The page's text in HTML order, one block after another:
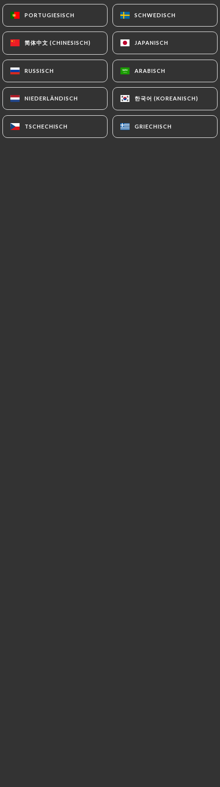
PORTUGIESISCH SCHWEDISCH
简体中文 (CHINESISCH) JAPANISCH
RUSSISCH ARABISCH
NIEDERLÄNDISCH 한국어 (KOREANISCH)
TSCHECHISCH GRIECHISCH
MANGO STICKY RICE
PORTUGIESISCH SCHWEDISCH
简体中文 (CHINESISCH) JAPANISCH
RUSSISCH ARABISCH
NIEDERLÄNDISCH 한국어 (KOREANISCH)
TSCHECHISCH GRIECHISCH